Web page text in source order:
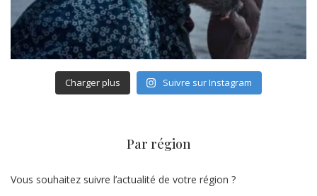
Charger plus Suivre sur Instagram
Par région
Vous souhaitez suivre l’actualité de votre région ?